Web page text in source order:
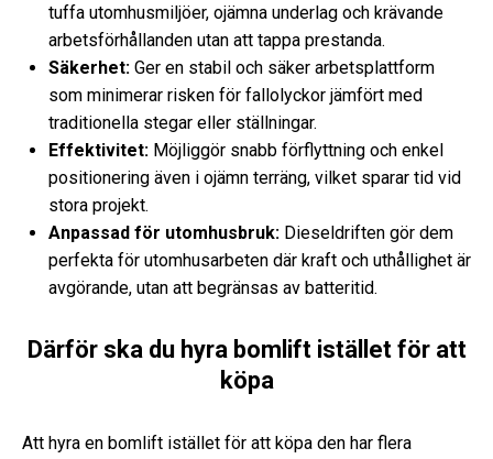
tuffa utomhusmiljöer, ojämna underlag och krävande
arbetsförhållanden utan att tappa prestanda.
Säkerhet: Ger en stabil och säker arbetsplattform
som minimerar risken för fallolyckor jämfört med
traditionella stegar eller ställningar.
Effektivitet: Möjliggör snabb förflyttning och enkel
positionering även i ojämn terräng, vilket sparar tid vid
stora projekt.
Anpassad för utomhusbruk: Dieseldriften gör dem
perfekta för utomhusarbeten där kraft och uthållighet är
avgörande, utan att begränsas av batteritid.
Därför ska du hyra bomlift istället för att
köpa
Att hyra en bomlift istället för att köpa den har flera